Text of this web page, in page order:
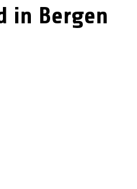
in Bergen